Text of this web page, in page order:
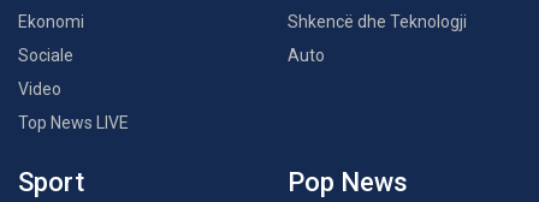
Ekonomi
Sociale
Video
Top News LIVE
Shkencë dhe Teknologji
Auto
Sport Pop News